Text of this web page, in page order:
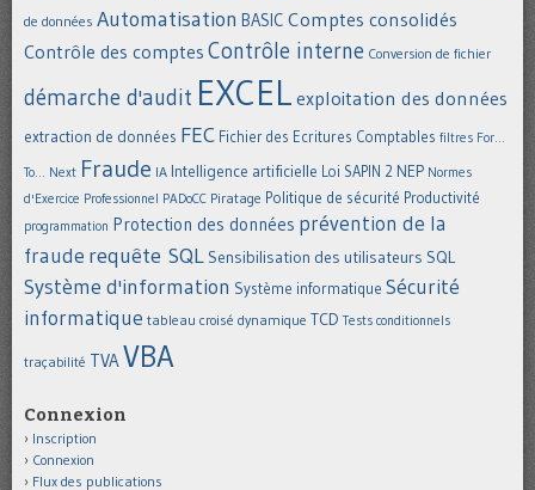
de données Automatisation BASIC Comptes consolidés
Contrôle des comptes Contrôle interne Conversion de fichier
démarche d'audit EXCEL exploitation des données
extraction de données FEC Fichier des Ecritures Comptables filtres For...
To... Next Fraude IA Intelligence artificielle Loi SAPIN 2 NEP Normes
d'Exercice Professionnel PADoCC Piratage Politique de sécurité Productivité
programmation Protection des données prévention de la
fraude requête SQL Sensibilisation des utilisateurs SQL
Système d'information Système informatique Sécurité
informatique tableau croisé dynamique TCD Tests conditionnels
traçabilité TVAVBA
Connexion
Inscription
Connexion
Flux des publications